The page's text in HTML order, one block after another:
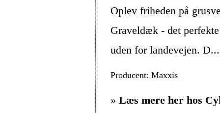
Oplev friheden på
Graveldæk - det
uden for landevejen. D...
Producent: Maxxis
» Læs mere her hos